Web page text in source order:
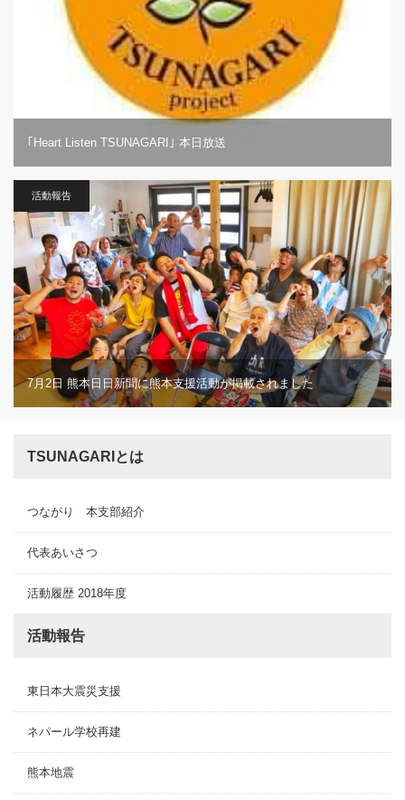
｢Heart Listen TSUNAGARI｣ 本日放送
活動報告
7月2日 熊本日日新聞に熊本支援活動が掲載されました
TSUNAGARIとは
つながり 本支部紹介
代表あいさつ
活動履歴 2018年度
活動報告
東日本大震災支援
ネパール学校再建
熊本地震